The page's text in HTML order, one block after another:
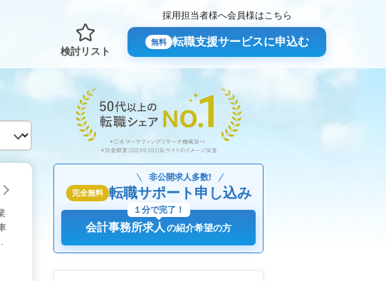
検討リスト
採用担当者様へ会員様はこちら
無料 転職支援サービスに申込む
完全無料
非公開求人多数!
転職サポート申し込み
会計事務所求人 の紹介希望の方
１分で完了！